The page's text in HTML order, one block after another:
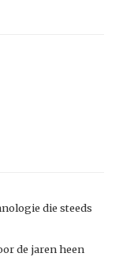
die steeds
de jaren heen